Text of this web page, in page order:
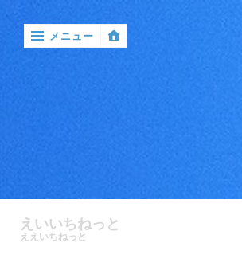
ケ
ー
メニュー
えいいちねっと
ええいちねっと